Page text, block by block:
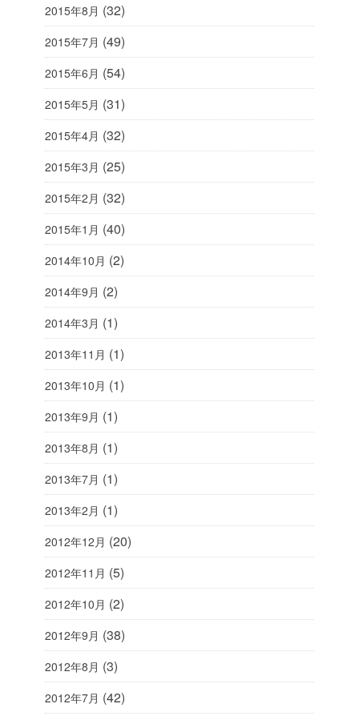
2015年8月 (32)
2015年7月 (49)
2015年6月 (54)
2015年5月 (31)
2015年4月 (32)
2015年3月 (25)
2015年2月 (32)
2015年1月 (40)
2014年10月 (2)
2014年9月 (2)
2014年3月 (1)
2013年11月 (1)
2013年10月 (1)
2013年9月 (1)
2013年8月 (1)
2013年7月 (1)
2013年2月 (1)
2012年12月 (20)
2012年11月 (5)
2012年10月 (2)
2012年9月 (38)
2012年8月 (3)
2012年7月 (42)